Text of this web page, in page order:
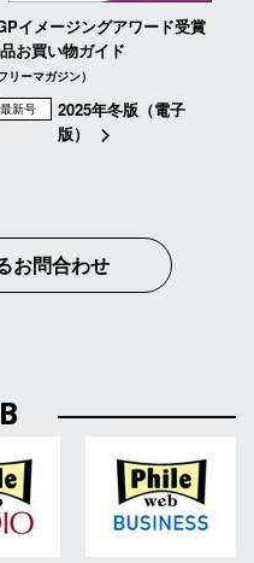
イメージングアワード受賞
お買い物ガイド
リーマガジン）
最新号
2025年冬版（電子
版）
お問合わせ